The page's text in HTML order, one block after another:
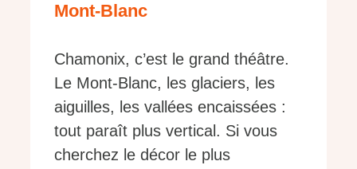
Mont-Blanc
Chamonix, c’est le grand théâtre.
Le Mont-Blanc, les glaciers, les
aiguilles, les vallées encaissées :
tout paraît plus vertical. Si vous
cherchez le décor le plus